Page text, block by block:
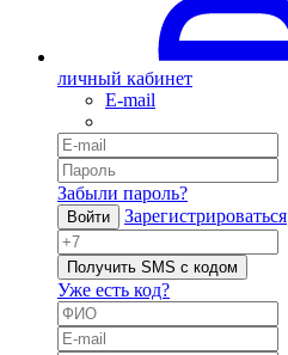
личный кабинет
E-mail
Забыли пароль?
Войти Зарегистрироваться
Получить SMS с кодом
Уже есть код?